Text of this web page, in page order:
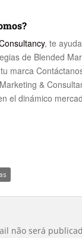
, te
de Blended
marca
&
el dinámico
não será